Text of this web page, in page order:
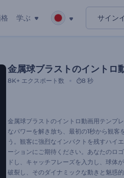
学ぶ サイン
金属球ブラストのイントロ
8K+ エクスポート数 8 秒
金属球ブラストのイントロ動画用テンプ
なパワーを解き放ち、最初の1秒から観客
う。観客に強烈なインパクトを残すハイ
ーションにご期待ください。あなたのロ
ドし、キャッチフレーズを入力し、球体
破裂し、そのダイナミックな動きと魅惑